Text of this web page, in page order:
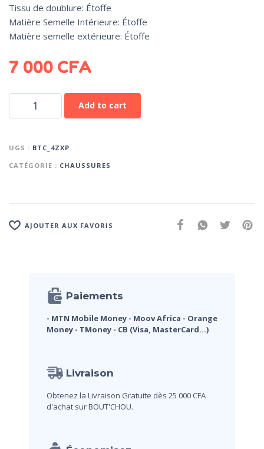
Tissu de doublure: Étoffe
Matière Semelle Intérieure: Étoffe
Matière semelle extérieure: Étoffe
7 000 CFA
Add to cart
UGS : BTC_4ZXP
CATÉGORIE : CHAUSSURES
AJOUTER AUX FAVORIS
Paiements
- MTN Mobile Money - Moov Africa - Orange
Money - TMoney - CB (Visa, MasterCard...)
Livraison
Obtenez la Livraison Gratuite dès 25 000 CFA
d'achat sur BOUT'CHOU.